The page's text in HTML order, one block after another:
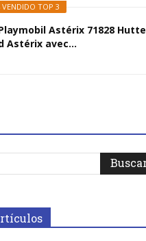
TOP 3
Astérix 71828 Hutte
Astérix avec...